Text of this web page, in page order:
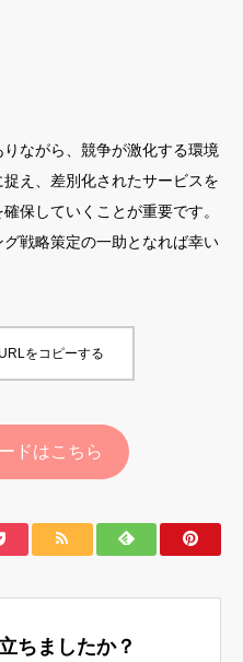
ながら、競争が激化する環境
え、差別化されたサービスを
保していくことが重要です。
戦略策定の一助となれば幸い
をコピーする
ドはこちら
ちましたか？